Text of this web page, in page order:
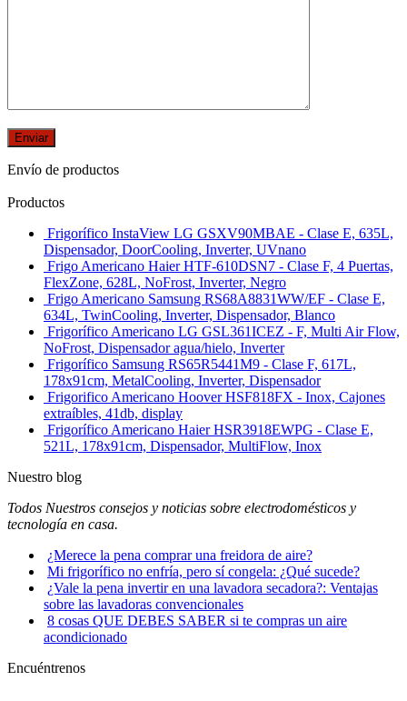
Envío de productos
Productos
Frigorífico InstaView LG GSXV90MBAE - Clase E, 635L,
Dispensador, DoorCooling, Inverter, UVnano
Frigo Americano Haier HTF-610DSN7 - Clase F, 4 Puertas,
FlexZone, 628L, NoFrost, Inverter, Negro
Frigo Americano Samsung RS68A8831WW/EF - Clase E,
634L, TwinCooling, Inverter, Dispensador, Blanco
Frigorífico Americano LG GSL361ICEZ - F, Multi Air Flow,
NoFrost, Dispensador agua/hielo, Inverter
Frigorífico Samsung RS65R5441M9 - Clase F, 617L,
178x91cm, MetalCooling, Inverter, Dispensador
Frigorifico Americano Hoover HSF818FX - Inox, Cajones
extraíbles, 41db, display
Frigorífico Americano Haier HSR3918EWPG - Clase E,
521L, 178x91cm, Dispensador, MultiFlow, Inox
Nuestro blog
Todos Nuestros consejos y noticias sobre electrodomésticos y
tecnología en casa.
¿Merece la pena comprar una freidora de aire?
Mi frigorífico no enfría, pero sí congela: ¿Qué sucede?
¿Vale la pena invertir en una lavadora secadora?: Ventajas
sobre las lavadoras convencionales
8 cosas QUE DEBES SABER si te compras un aire
acondicionado
Encuéntrenos